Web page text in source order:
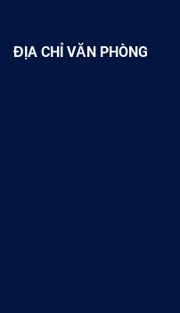
ĐỊA CHỈ VĂN PHÒNG